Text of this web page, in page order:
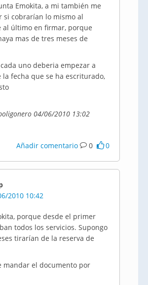
Emokita, a mi también me
si cobrarían lo mismo al
al último en firmar, porque
mas de tres meses de
uno deberia empezar a
la fecha que se ha escriturado,
04/06/2010 13:02
Añadir comentario 0 0
2010 10:42
porque desde el primer
todos los servicios. Supongo
tirarían de la reserva de
mandar el documento por